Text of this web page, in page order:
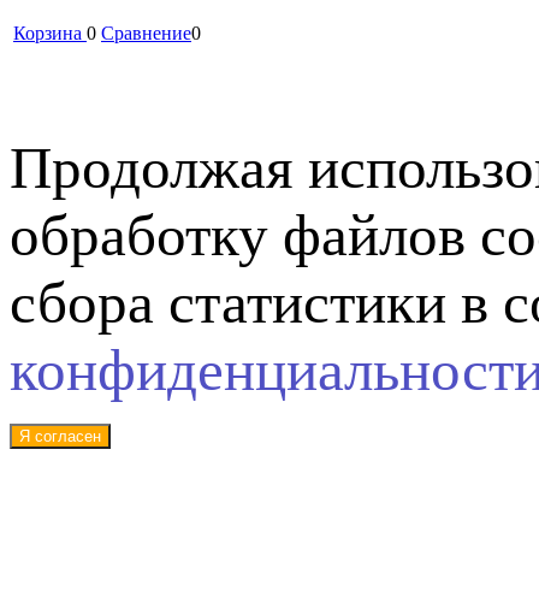
Корзина 0 Сравнение0
Продолжая
обработку файлов
сбора статистики в
Я согласен